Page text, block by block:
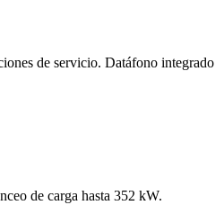
de servicio. Datáfono integrado
de carga hasta 352 kW.